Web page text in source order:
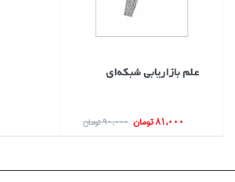
علم بازاريابي شبكه‌اي
81,000 تومان 90,000 تومان